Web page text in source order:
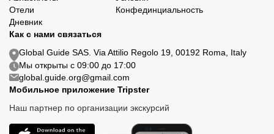
Отели
Дневник
Конфединциальность
Как с нами связаться
Global Guide SAS. Via Attilio Regolo 19, 00192 Roma, Italy
Мы открыты с 09:00 до 17:00
global.guide.org@gmail.com
Мобильное приложение Tripster
Наш партнер по организации экскурсий